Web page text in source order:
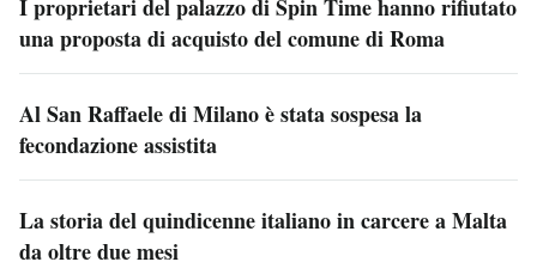
I proprietari del palazzo di Spin Time hanno rifiutato
una proposta di acquisto del comune di Roma
Al San Raffaele di Milano è stata sospesa la
fecondazione assistita
La storia del quindicenne italiano in carcere a Malta
da oltre due mesi